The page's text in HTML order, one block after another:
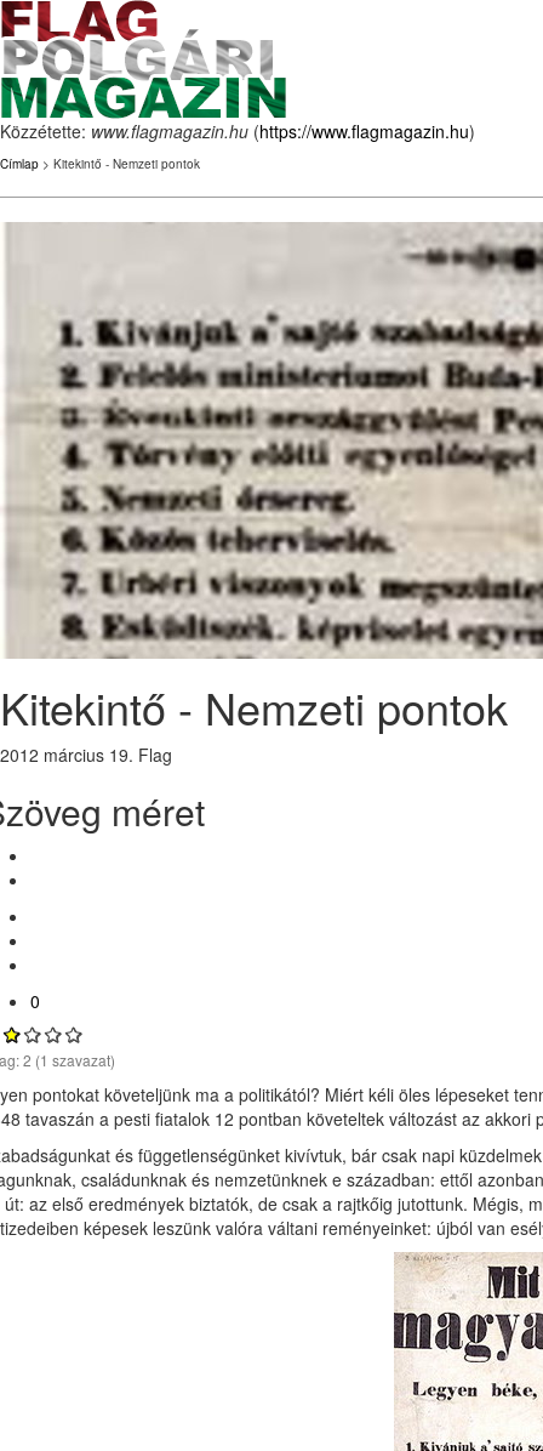
Közzétette: www.flagmagazin.hu (https://www.flagmagazin.hu)
Címlap > Kitekintő - Nemzeti pontok
Kitekintő - Nemzeti pontok
2012 március 19. Flag
méret
0
2 (1 szavazat)
pontokat követeljünk ma a politikától? Miért kéli öles lépeseket
tavaszán a pesti fiatalok 12 pontban kö­veteltek változást az
és függetlenségünket ki­vívtuk, bár csak napi
csalá­dunknak és nemzetünknek e században: et­től
út: az első eredmények biztatók, de csak a rajtkőig jutottunk. Mégis,
képe­sek leszünk valóra váltani reményeinket: új­ból van